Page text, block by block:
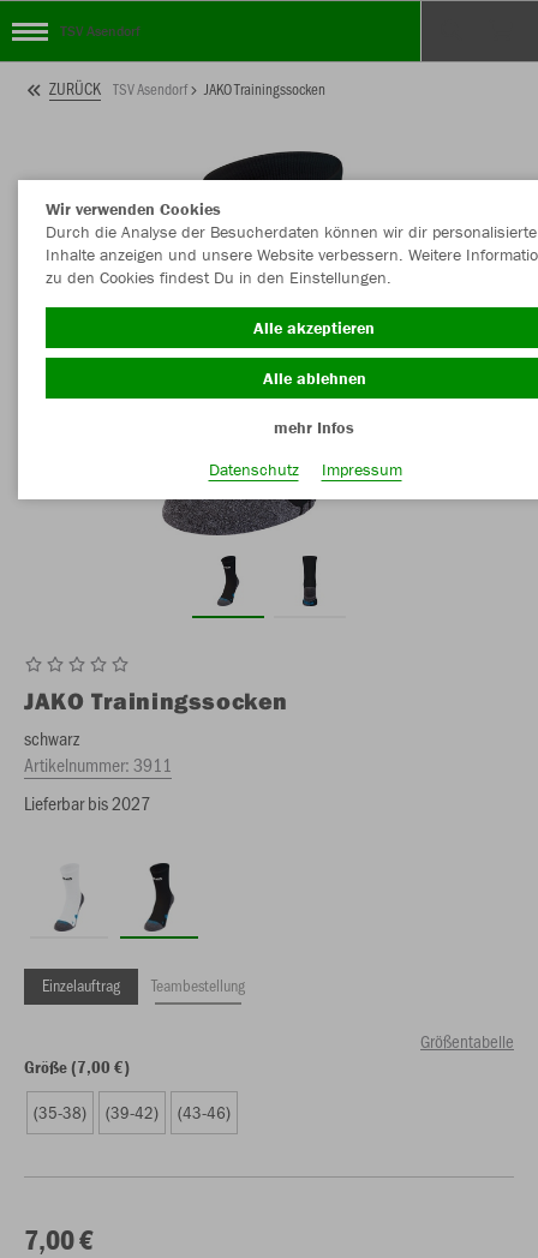
TSV Asendorf
ZURÜCK TSV Asendorf JAKO Trainingssocken
JAKO Trainingssocken
schwarz
Artikelnummer:3911
Lieferbar bis 2027
Einzelauftrag Teambestellung
Größentabelle
Größe (7,00 €)
(35-38) (39-42) (43-46)
7,00 €
Wir verwenden Cookies
Durch die Analyse der Besucherdaten können wir dir personalisierte
Inhalte anzeigen und unsere Website verbessern. Weitere
zu den Cookies findest Du in den Einstellungen.
Alle akzeptieren
Alle ablehnen
mehr Infos
Datenschutz
Impressum